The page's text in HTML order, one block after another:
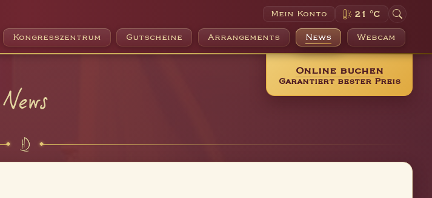
Kongresszentrum Gutscheine Arrangements News Webcam
Mein Konto 21 °C
Online buchen
Garantiert bester Preis
News